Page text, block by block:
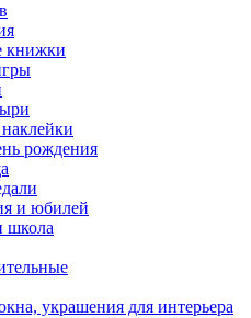
книжки
рождения
и юбилей
школа
украшения для интерьера